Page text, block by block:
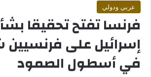
عربي ودولي
فرنسا تفتح تحقيقا
إسرائيل على فرنسيين
في أسطول الصمود